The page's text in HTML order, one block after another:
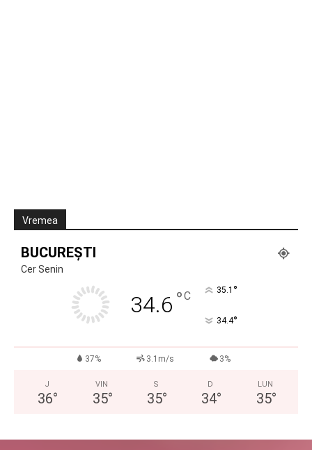
Vremea
BUCUREȘTI
Cer Senin
34.6 °C 35.1 °
34.4°
37% 3.1m/s 3%
J
36°
VIN
35°
S
35°
D
34°
LUN
35°